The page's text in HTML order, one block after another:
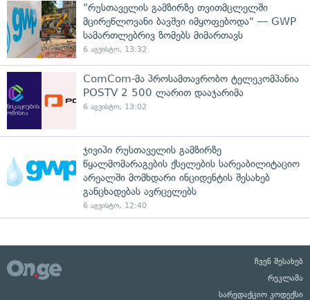
"რუსთაველის გამზირზე თვითმცლელში
მცირეწლოვანი ბავშვი იმყოფებოდა" — GWP
სამართლებრივ ზომებს მიმართავს
6 აგვისტო, 13:32
ComCom-მა პროსამთავრობო ტელეკომპანია
POSTV 2 500 ლარით დააჯარიმა
6 აგვისტო, 13:02
ჯივიპი რუსთაველის გამზირზე
წყალმომარაგების ქსელების სარეაბილიტაციო
არეალში მომხდარი ინციდენტის შესახებ
განცხადებას ავრცელებს
6 აგვისტო, 12:40
ჩვენ შესახებ
რეკლამა
სარედაქციო კოდექსი